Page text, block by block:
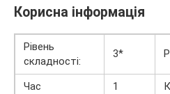
Корисна інформація
Рівень
складності:
3*
Час
1